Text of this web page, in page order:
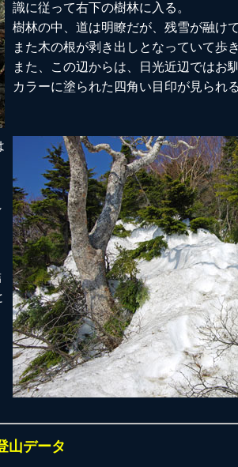
識に従って右下の樹林に入る。
樹林の中、道は明瞭だが、残雪が融け
また木の根が剥き出しとなっていて歩
また、この辺からは、日光近辺ではお
カラーに塗られた四角い目印が見られ
山データ